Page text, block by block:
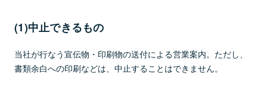
(1)中止できるもの
当社が行なう宣伝物・印刷物の送付による営業案内。ただし、
書類余白への印刷などは、中止することはできません。